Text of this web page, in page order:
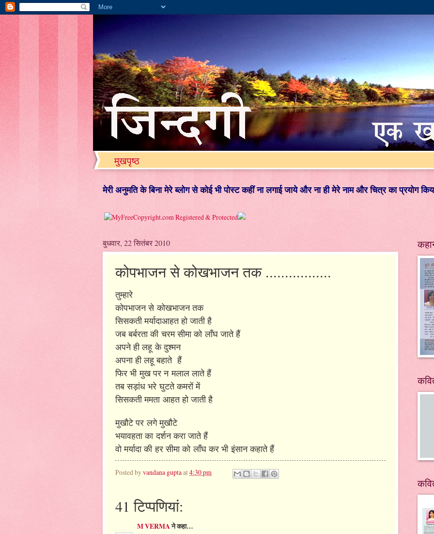
मुखपृष्ठ
मेरी अनुमति के बिना मेरे ब्लोग से कोई भी पोस्ट कहीं ना लगाई जाये और ना ही मेरे नाम और चित्र का प्रयोग
बुधवार, 22 सितंबर 2010
कोपभाजन से कोखभाजन तक .................
तुम्हारे
कोपभाजन सेकोखभाजन तक
सिसकती मर्यादाआहत हो जाती है
जब बर्बरता कीचरम सीमा कोलाँघ जाते हैं
अपने ही लहूके दुश्मन
अपना ही लहू बहाते हैं
फिर भीमुख पर नमलाल लाते हैं
तब सड़ांध भरेघुटते कमरों में
सिसकती ममता आहत हो जाती है
मुखौटे परलगे मुखौटे
भयावहता कादर्शन करा जाते हैं
वो मर्यादा कीहर सीमा कोलाँघ कर भीइंसान कहाते हैं
Posted byvandana guptaat4:30 pm
41 टिप्‍पणियां:
M VERMAने कहा…